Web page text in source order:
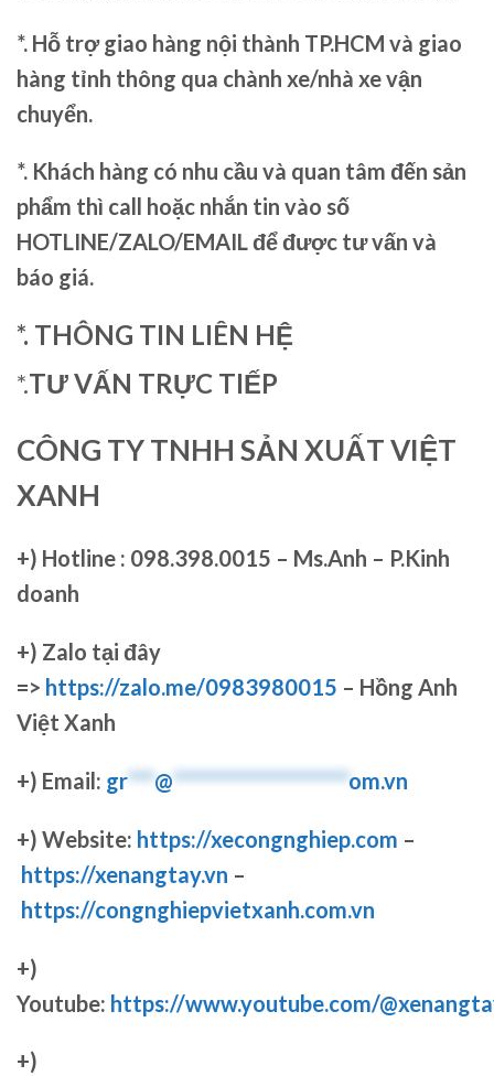
*. Hỗ trợ giao hàng nội thành TP.HCM và giao
hàng tỉnh thông qua chành xe/nhà xe vận
chuyển.
*. Khách hàng có nhu cầu và quan tâm đến sản
phẩm thì call hoặc nhắn tin vào số
HOTLINE/ZALO/EMAIL để được tư vấn và
báo giá.
*. THÔNG TIN LIÊN HỆ
*.TƯ VẤN TRỰC TIẾP
CÔNG TY TNHH SẢN XUẤT VIỆT
XANH
+) Hotline : 098.398.0015 – Ms.Anh – P.Kinh
doanh
+) Zalo tại đây
=> https://zalo.me/0983980015 – Hồng Anh
Việt Xanh
+) Email: gr***@********************om.vn
+) Website: https://xecongnghiep.com –
https://xenangtay.vn –
https://congnghiepvietxanh.com.vn
+)
Youtube: https://www.youtube.com/
+)